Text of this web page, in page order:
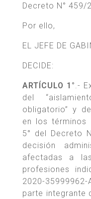
Decreto N° 459/
Por ello,
EL JEFE DE
DECIDE:
ARTÍCULO 1°.-
del
obligatorio” y
en los términos
5° del Decreto
decisión
afectadas a
profesiones
2020-
parte integrante